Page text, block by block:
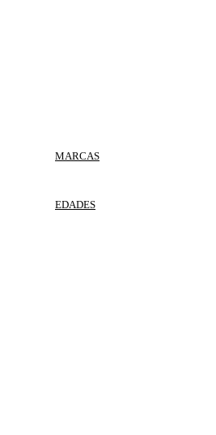
MARCAS
EDADES